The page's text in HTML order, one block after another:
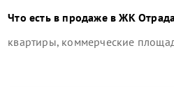
Что есть в продаже вЖК
квартиры, коммерческие